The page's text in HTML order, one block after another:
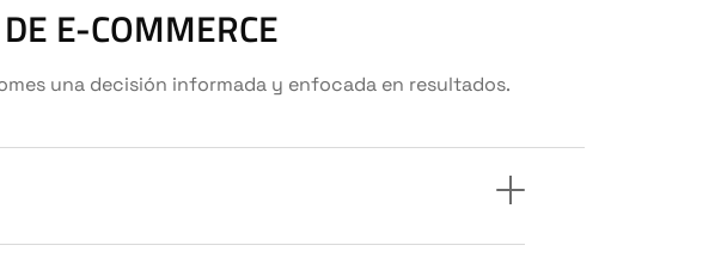
E-COMMERCE
una decisión informada y enfocada en resultados.